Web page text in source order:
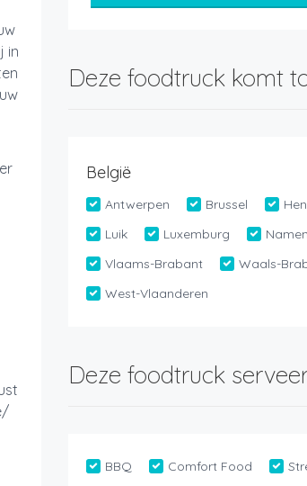
in
Deze foodtruck komt
België
Antwerpen Brussel
Luik
Luxemburg Namen
Vlaams-Brabant
Waals-
West-Vlaanderen
Deze foodtruck
BBQ Comfort Food